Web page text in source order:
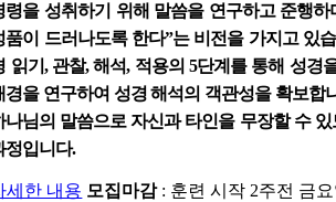
령을 성취하기 위해 말씀을 연구하고 준행
품이 드러나도록 한다”는 비전을 가지고 있
읽기, 관찰, 해석, 적용의 5단계를 통해 성경
경을 연구하여 성경 해석의 객관성을 확보합
나님의 말씀으로 자신과 타인을 무장할 수
정입니다.
세한 내용 모집마감: 훈련 시작 2주전 금